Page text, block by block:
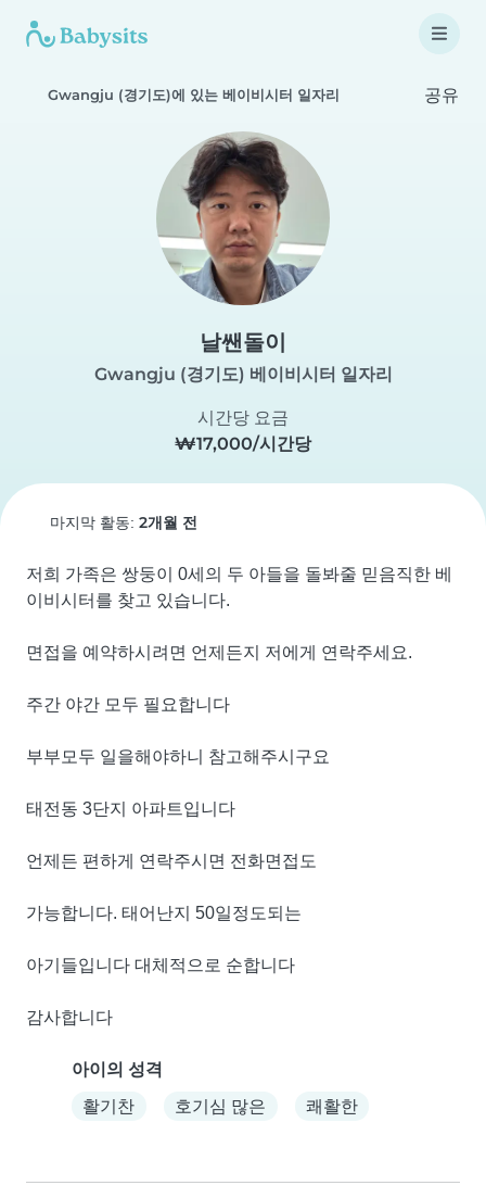
Gwangju (경기도)에 있는 베이비시터 일자리 공유
날쌘돌이
Gwangju (경기도) 베이비시터 일자리
시간당 요금
₩17,000/시간당
마지막 활동: 2개월 전
저희 가족은 쌍둥이 0세의 두 아들을 돌봐줄 믿음직한 베
이비시터를 찾고 있습니다.
면접을 예약하시려면 언제든지 저에게 연락주세요.
주간 야간 모두 필요합니다
부부모두 일을해야하니 참고해주시구요
태전동 3단지 아파트입니다
언제든 편하게 연락주시면 전화면접도
가능합니다. 태어난지 50일정도되는
아기들입니다 대체적으로 순합니다
감사합니다
아이의 성격
활기찬 호기심 많은 쾌활한